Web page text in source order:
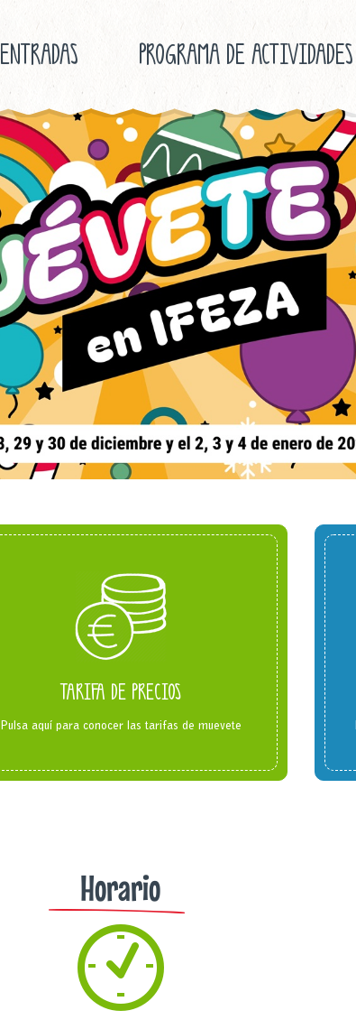
ENTRADAS PROGRAMA DE ACTIVIDADES
TARIFA DE PRECIOS
Pulsa aquí para conocer las tarifas de muevete
Horario